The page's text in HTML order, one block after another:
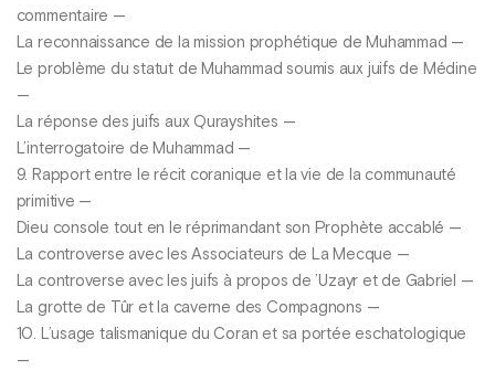
commentaire —
La reconnaissance de la mission prophétique de Muhammad —
Le problème du statut de Muhammad soumis aux juifs de Médine
—
La réponse des juifs aux Qurayshites —
L’interrogatoire de Muhammad —
9. Rapport entre le récit coranique et la vie de la communauté
primitive —
Dieu console tout en le réprimandant son Prophète accablé —
La controverse avec les Associateurs de La Mecque —
La controverse avec les juifs à propos de ’Uzayr et de Gabriel —
La grotte de Tûr et la caverne des Compagnons —
10. L’usage talismanique du Coran et sa portée eschatologique
—